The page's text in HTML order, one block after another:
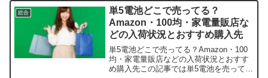
ンで着てみたいけど、どこで買えるか迷
っちゃいますよ...
総合
単5電池どこで売ってる？
Amazon・100均・家電量販店な
どの入荷状況とおすすめ購入先
単5電池どこで売ってる？Amazon・100
均・家電量販店などの入荷状況とおすす
め購入先この記事では単5電池を売ってい